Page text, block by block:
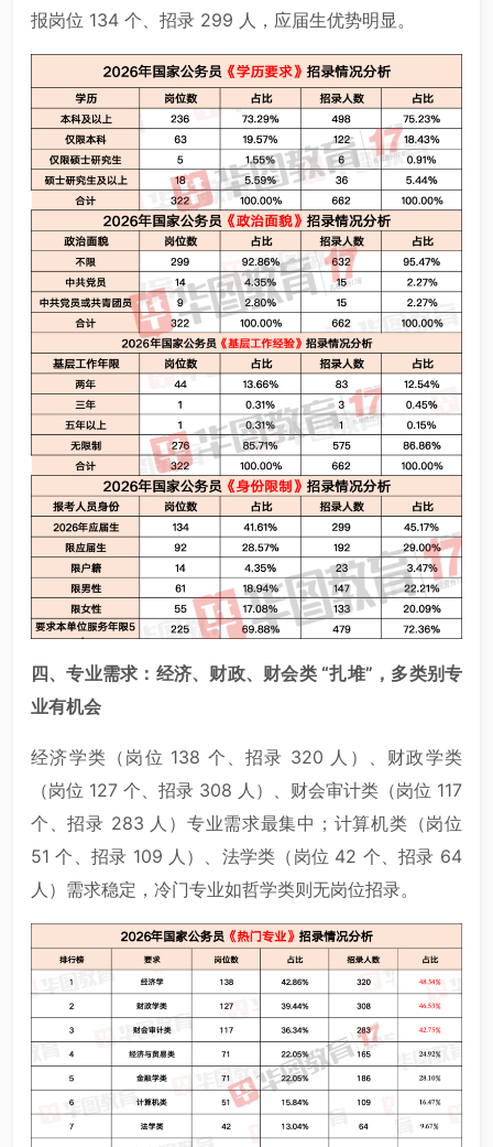
报岗位 134 个、招录 299 人，应届生优势明显。
四、专业需求：经济、财政、财会类 “扎堆”，多类别专
业有机会
经济学类（岗位 138 个、招录 320 人）、财政学类
（岗位 127 个、招录 308 人）、财会审计类（岗位 117
个、招录 283 人）专业需求最集中；计算机类（岗位
51 个、招录 109 人）、法学类（岗位 42 个、招录 64
人）需求稳定，冷门专业如哲学类则无岗位招录。